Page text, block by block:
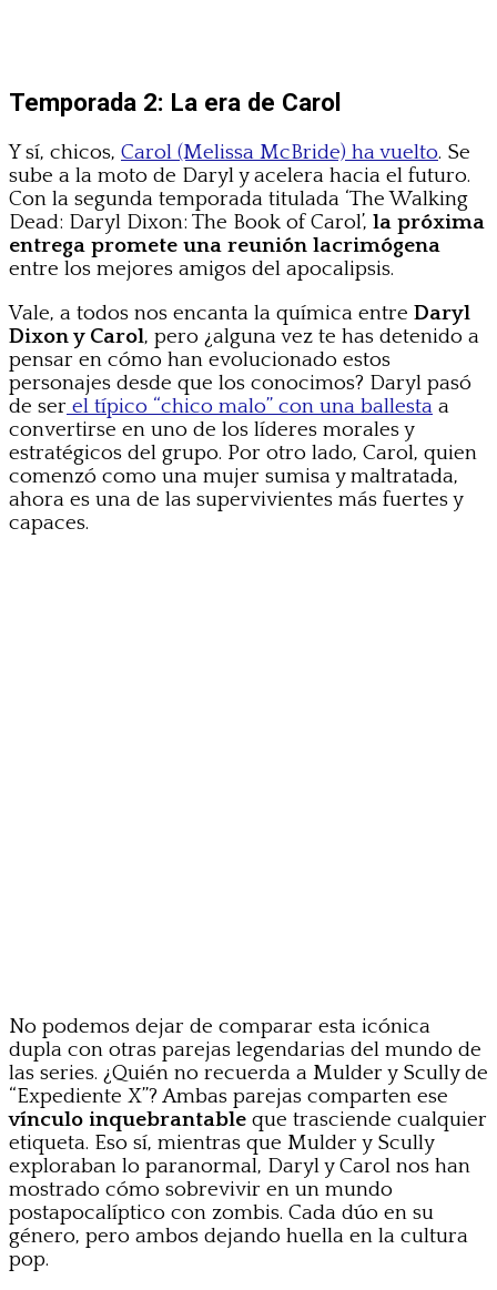
Temporada 2: La era de Carol
Y sí, chicos, Carol (Melissa McBride) ha vuelto. Se
sube a la moto de Daryl y acelera hacia el futuro.
Con la segunda temporada titulada ‘The Walking
Dead: Daryl Dixon: The Book of Carol’, la próxima
entrega promete una reunión lacrimógena
entre los mejores amigos del apocalipsis.
Vale, a todos nos encanta la química entre Daryl
Dixon y Carol, pero ¿alguna vez te has detenido a
pensar en cómo han evolucionado estos
personajes desde que los conocimos? Daryl pasó
de ser el típico “chico malo” con una ballesta a
convertirse en uno de los líderes morales y
estratégicos del grupo. Por otro lado, Carol, quien
comenzó como una mujer sumisa y maltratada,
ahora es una de las supervivientes más fuertes y
capaces.
No podemos dejar de comparar esta icónica
dupla con otras parejas legendarias del mundo de
las series. ¿Quién no recuerda a Mulder y Scully de
“Expediente X”? Ambas parejas comparten ese
vínculo inquebrantable que trasciende cualquier
etiqueta. Eso sí, mientras que Mulder y Scully
exploraban lo paranormal, Daryl y Carol nos han
mostrado cómo sobrevivir en un mundo
postapocalíptico con zombis. Cada dúo en su
género, pero ambos dejando huella en la cultura
pop.